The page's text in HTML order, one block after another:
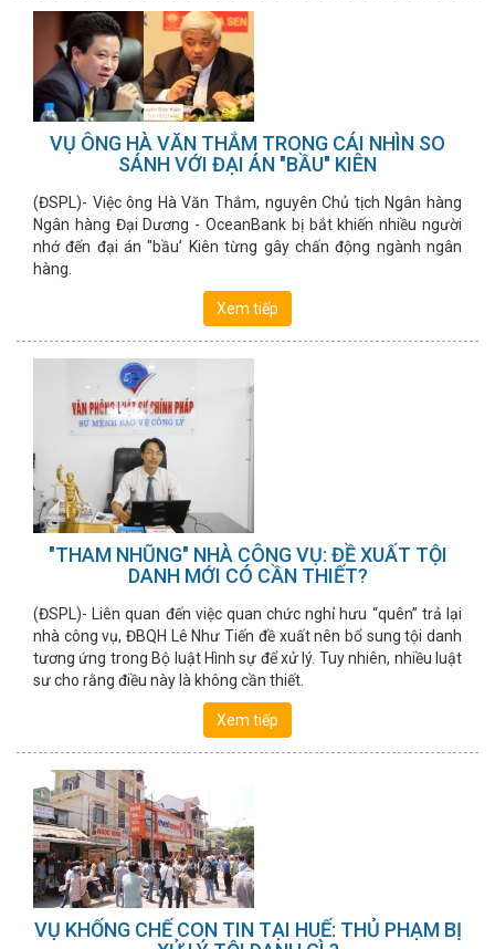
VỤ ÔNG HÀ VĂN THẮM TRONG CÁI NHÌN SO
SÁNH VỚI ĐẠI ÁN "BẦU" KIÊN
(ĐSPL)- Việc ông Hà Văn Thắm, nguyên Chủ tịch Ngân hàng
Ngân hàng Đại Dương - OceanBank bị bắt khiến nhiều người
nhớ đến đại án "bầu’ Kiên từng gây chấn động ngành ngân
hàng.
Xem tiếp
"THAM NHŨNG" NHÀ CÔNG VỤ: ĐỀ XUẤT TỘI
DANH MỚI CÓ CẦN THIẾT?
(ĐSPL)- Liên quan đến việc quan chức nghỉ hưu “quên” trả lại
nhà công vụ, ĐBQH Lê Như Tiến đề xuất nên bổ sung tội danh
tương ứng trong Bộ luật Hình sự để xử lý. Tuy nhiên, nhiều luật
sư cho rằng điều này là không cần thiết.
Xem tiếp
VỤ KHỐNG CHẾ CON TIN TẠI HUẾ: THỦ PHẠM BỊ